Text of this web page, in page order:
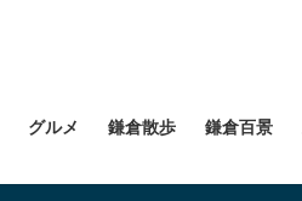
グルメ 鎌倉散歩 鎌倉百景